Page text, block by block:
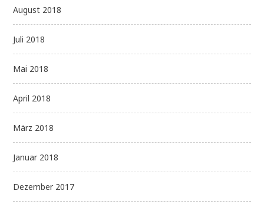
August 2018
Juli 2018
Mai 2018
April 2018
März 2018
Januar 2018
Dezember 2017